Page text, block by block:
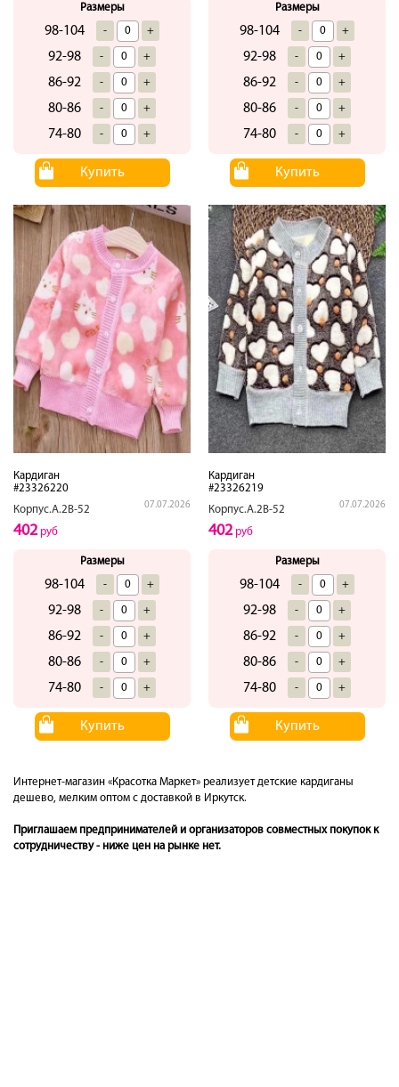
Размеры
98-104 - +
92-98 - +
86-92 - +
80-86 - +
74-80 - +
Купить
Размеры
98-104 - +
92-98 - +
86-92 - +
80-86 - +
74-80 - +
Купить
Кардиган
#23326220
Корпус.А.2В-52
07.07.2026
402руб
Размеры
98-104 - +
92-98 - +
86-92 - +
80-86 - +
74-80 - +
Купить
Кардиган
#23326219
Корпус.А.2В-52
07.07.2026
402руб
Размеры
98-104 - +
92-98 - +
86-92 - +
80-86 - +
74-80 - +
Купить
Интернет-магазин «Красотка Маркет» реализует детские кардиганы
дешево, мелким оптом с доставкой в Иркутск.
Приглашаем предпринимателей и организаторов совместных покупок к
сотрудничеству - ниже цен на рынке нет.